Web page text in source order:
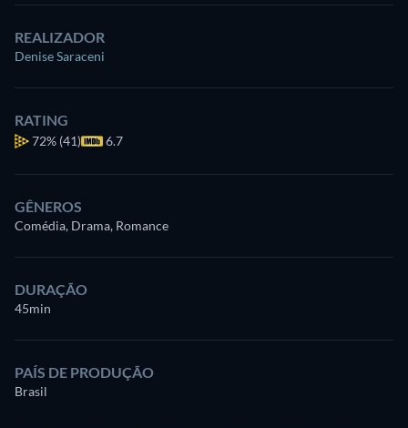
REALIZADOR
Denise Saraceni
RATING
72% (41) 6.7
GÊNEROS
Comédia, Drama, Romance
DURAÇÃO
45min
PAÍS DE PRODUÇÃO
Brasil